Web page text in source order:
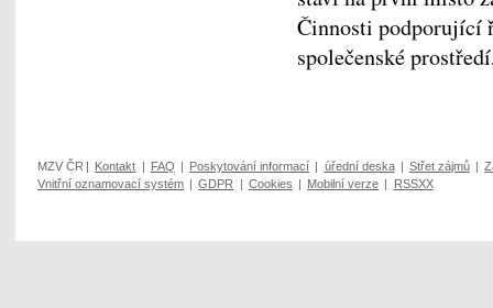
Činnosti podporující
společenské
MZV ČR | Kontakt | FAQ | Poskytování informací | úřední deska | Střet zájmů |
Vnitřní oznamovací systém | GDPR | Cookies | Mobilní verze | RSSXX